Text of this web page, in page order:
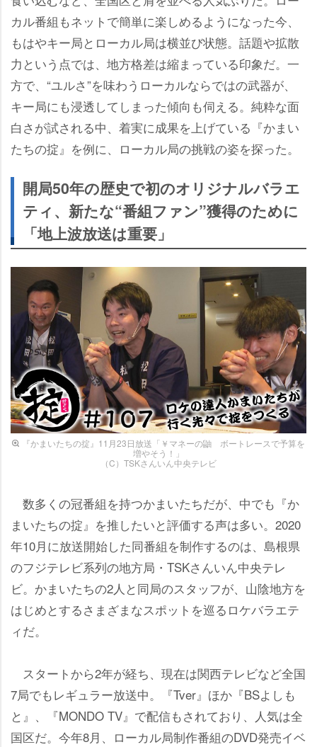
カル番組もネットで簡単に楽しめるようになった今、
もはやキー局とローカル局は横並び状態。話題や拡散
力という点では、地方格差は縮まっている印象だ。一
方で、“ユルさ”を味わうローカルならではの武器が、
キー局にも浸透してしまった傾向も伺える。純粋な面
白さが試される中、着実に成果を上げている『かまい
たちの掟』を例に、ローカル局の挑戦の姿を探った。
開局50年の歴史で初のオリジナルバラエ
ティ、新たな“番組ファン”獲得のために
「地上波放送は重要」
『かまいたちの掟』11月23日放送「￥マネーの鼬 ボートレースで予算を
増やそう！」
（C）TSKさんいん中央テレビ
数多くの冠番組を持つかまいたちだが、中でも『か
まいたちの掟』を推したいと評価する声は多い。2020
年10月に放送開始した同番組を制作するのは、島根県
のフジテレビ系列の地方局・TSKさんいん中央テレ
ビ。かまいたちの2人と同局のスタッフが、山陰地方を
はじめとするさまざまなスポットを巡るロケバラエテ
ィだ。
スタートから2年が経ち、現在は関西テレビなど全国
7局でもレギュラー放送中。『Tver』ほか『BSよしも
と』、『MONDO TV』で配信もされており、人気は全
国区だ。今年8月、ローカル局制作番組のDVD発売イベ